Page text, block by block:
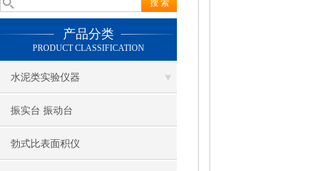
产品分类
PRODUCT CLASSIFICATION
水泥类实验仪器
振实台 振动台
勃式比表面积仪